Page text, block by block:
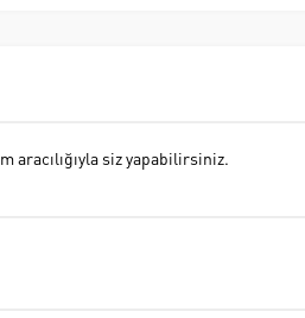
aracılığıyla siz yapabilirsiniz.